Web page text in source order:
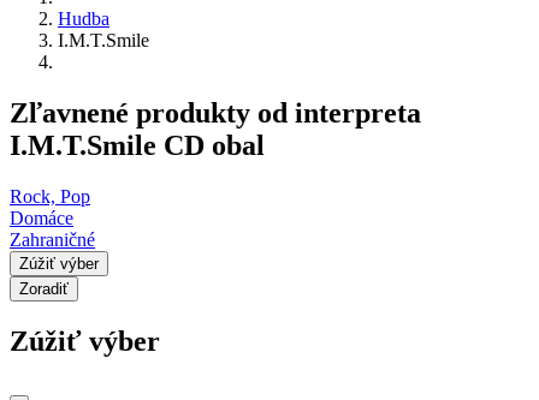
Hudba
I.M.T.Smile
Zľavnené produkty od interpreta
I.M.T.Smile CD obal
Rock, Pop
Domáce
Zahraničné
Zúžiť výber
Zoradiť
Zúžiť výber